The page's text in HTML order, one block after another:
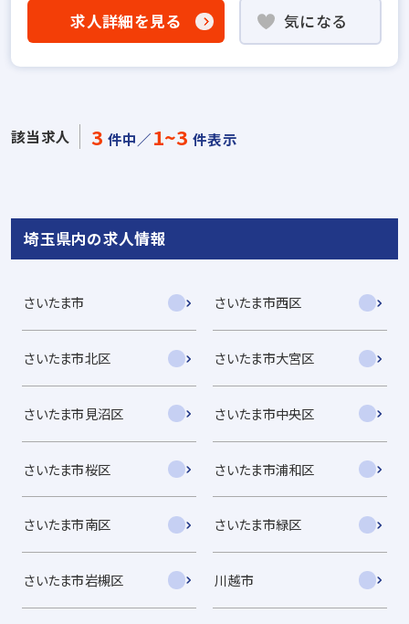
求人詳細を見る 気になる
該当求人 3 件中／1~3 件表示
埼玉県内の求人情報
さいたま市 さいたま市西区
さいたま市北区 さいたま市大宮区
さいたま市見沼区 さいたま市中央区
さいたま市桜区 さいたま市浦和区
さいたま市南区 さいたま市緑区
さいたま市岩槻区 川越市